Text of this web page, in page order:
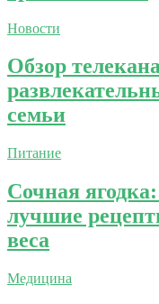
Новости
Обзор
семьи
Питание
Сочная
лучшие
веса
Медицина